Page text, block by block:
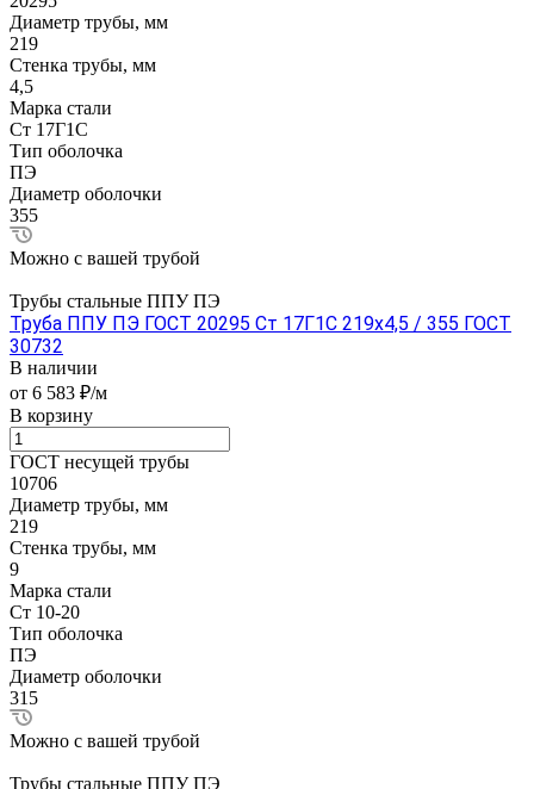
Диаметр трубы, мм
219
Стенка трубы, мм
4,5
Марка стали
Ст 17Г1С
Тип оболочка
ПЭ
Диаметр оболочки
355
Можно с вашей трубой
Трубы стальные ППУ ПЭ
Труба ППУ ПЭ ГОСТ 20295 Ст 17Г1С 219x4,5 / 355 ГОСТ
30732
В наличии
от 6 583 ₽/м
В корзину
ГОСТ несущей трубы
10706
Диаметр трубы, мм
219
Стенка трубы, мм
9
Марка стали
Ст 10-20
Тип оболочка
ПЭ
Диаметр оболочки
315
Можно с вашей трубой
Трубы стальные ППУ ПЭ